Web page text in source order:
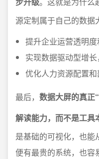
源定制属于自己的数据
提升企业运营透明
实现数据驱动型增
优化人力资源配置
最后， 数据大屏的真正
解读能力，而不是工具
是基础的可视化，也能
便有最贵的系统，也容